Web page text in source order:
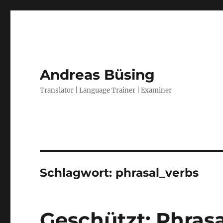
Andreas Büsing
Translator | Language Trainer | Examiner
Schlagwort: phrasal_verbs